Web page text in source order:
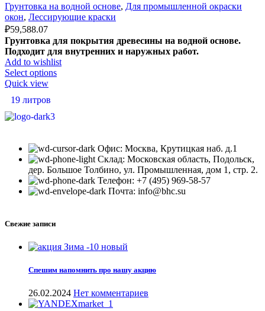
Грунтовка на водной основе, Для промышленной окраски
окон, Лессирующие краски
₽59,588.07
Грунтовка для покрытия древесины на водной основе.
Подходит для внутренних и наружных работ.
Add to wishlist
Select options
Quick view
19 литров
Офис: Москва, Крутицкая наб. д.1
Склад: Московская область, Подольск,
дер. Большое Толбино, ул. Промышленная, дом 1, стр. 2.
Телефон: +7 (495) 969-58-57
Почта: info@bhc.su
Свежие записи
Спешим напомнить про нашу акцию
26.02.2024 Нет комментариев